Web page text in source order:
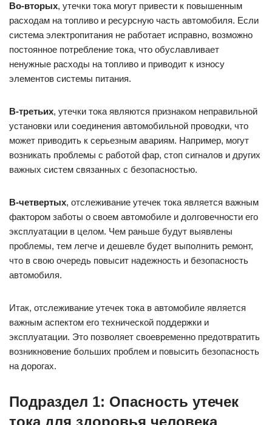
Во-вторых, утечки тока могут привести к повышенным
расходам на топливо и ресурсную часть автомобиля. Если
система электропитания не работает исправно, возможно
постоянное потребление тока, что обуславливает
ненужные расходы на топливо и приводит к износу
элементов системы питания.
В-третьих, утечки тока являются признаком неправильной
установки или соединения автомобильной проводки, что
может приводить к серьезным авариям. Например, могут
возникать проблемы с работой фар, стоп сигналов и других
важных систем связанных с безопасностью.
В-четвертых, отслеживание утечек тока является важным
фактором заботы о своем автомобиле и долговечности его
эксплуатации в целом. Чем раньше будут выявлены
проблемы, тем легче и дешевле будет выполнить ремонт,
что в свою очередь повысит надежность и безопасность
автомобиля.
Итак, отслеживание утечек тока в автомобиле является
важным аспектом его технической поддержки и
эксплуатации. Это позволяет своевременно предотвратить
возникновение больших проблем и повысить безопасность
на дорогах.
Подраздел 1: Опасность утечек
тока для здоровья человека